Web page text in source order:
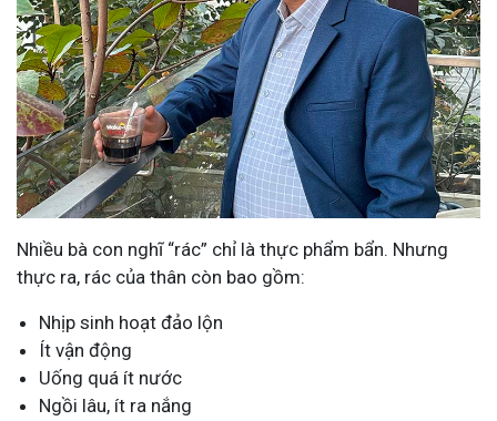
Nhiều bà con nghĩ “rác” chỉ là thực phẩm bẩn. Nhưng
thực ra, rác của thân còn bao gồm:
Nhịp sinh hoạt đảo lộn
Ít vận động
Uống quá ít nước
Ngồi lâu, ít ra nắng